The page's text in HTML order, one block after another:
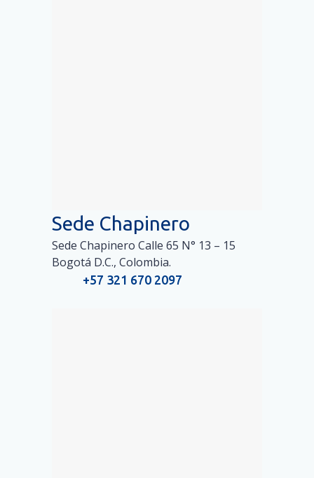
Sede Chapinero
Sede Chapinero Calle 65 N° 13 – 15
Bogotá D.C., Colombia.
+57 321 670 2097